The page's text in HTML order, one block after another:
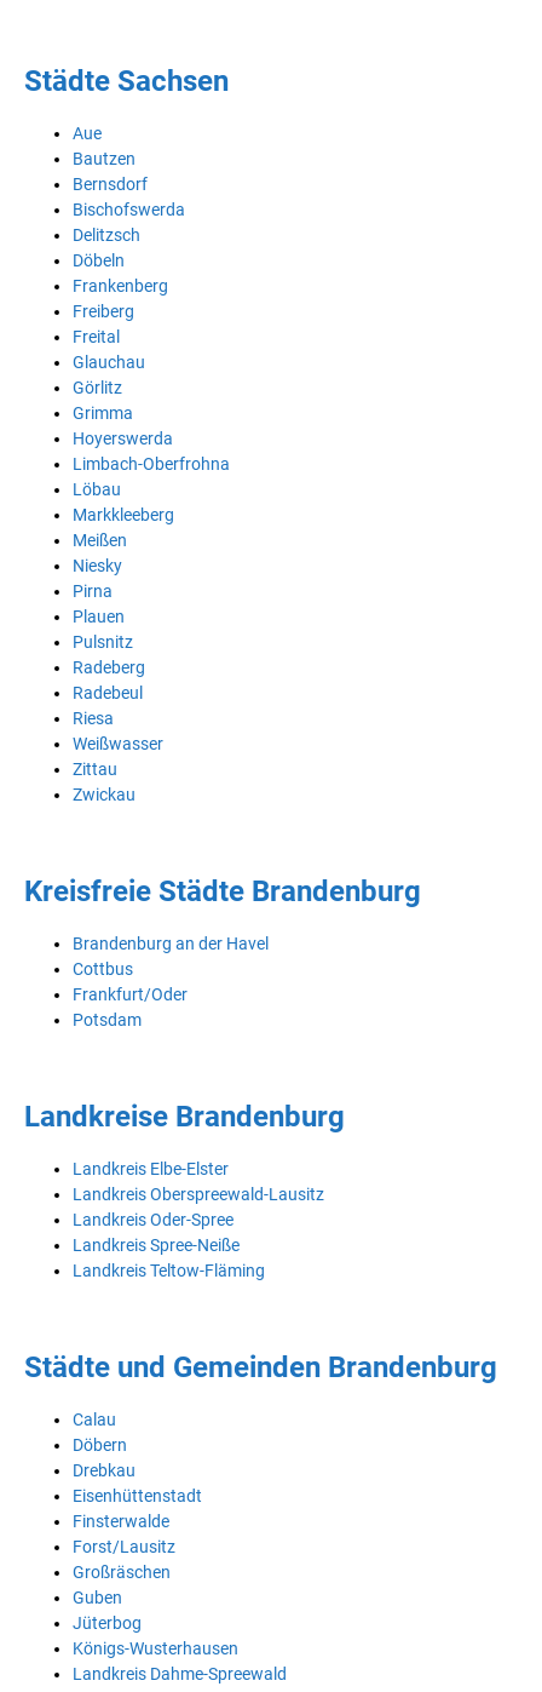
Städte Sachsen
Aue
Bautzen
Bernsdorf
Bischofswerda
Delitzsch
Döbeln
Frankenberg
Freiberg
Freital
Glauchau
Görlitz
Grimma
Hoyerswerda
Limbach-Oberfrohna
Löbau
Markkleeberg
Meißen
Niesky
Pirna
Plauen
Pulsnitz
Radeberg
Radebeul
Riesa
Weißwasser
Zittau
Zwickau
Kreisfreie Städte Brandenburg
Brandenburg an der Havel
Cottbus
Frankfurt/Oder
Potsdam
Landkreise Brandenburg
Landkreis Elbe-Elster
Landkreis Oberspreewald-Lausitz
Landkreis Oder-Spree
Landkreis Spree-Neiße
Landkreis Teltow-Fläming
Städte und Gemeinden Brandenburg
Calau
Döbern
Drebkau
Eisenhüttenstadt
Finsterwalde
Forst/Lausitz
Großräschen
Guben
Jüterbog
Königs-Wusterhausen
Landkreis Dahme-Spreewald